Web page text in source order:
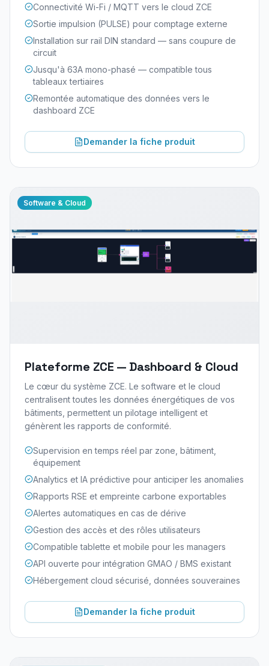
Connectivité Wi-Fi / MQTT vers le cloud ZCE
Sortie impulsion (PULSE) pour comptage externe
Installation sur rail DIN standard — sans coupure de
circuit
Jusqu'à 63A mono-phasé — compatible tous
tableaux tertiaires
Remontée automatique des données vers le
dashboard ZCE
Demander la fiche produit
Software & Cloud
Plateforme ZCE — Dashboard & Cloud
Le cœur du système ZCE. Le software et le cloud
centralisent toutes les données énergétiques de vos
bâtiments, permettent un pilotage intelligent et
génèrent les rapports de conformité.
Supervision en temps réel par zone, bâtiment,
équipement
Analytics et IA prédictive pour anticiper les anomalies
Rapports RSE et empreinte carbone exportables
Alertes automatiques en cas de dérive
Gestion des accès et des rôles utilisateurs
Compatible tablette et mobile pour les managers
API ouverte pour intégration GMAO / BMS existant
Hébergement cloud sécurisé, données souveraines
Demander la fiche produit